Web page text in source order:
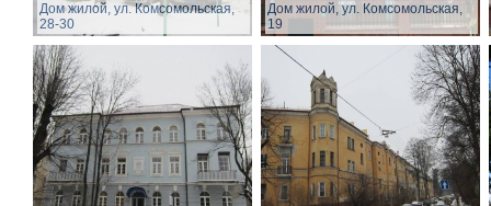
Дом жилой, ул. Комсомольская,
28-30
Дом жилой, ул. Комсомольская,
19